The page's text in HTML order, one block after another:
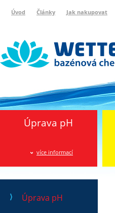
Úvod Články Jak nakupovat
Úprava pH
více informací
Úprava pH